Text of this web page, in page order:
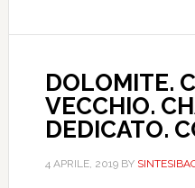
DOLOMITE.
VECCHIO.
DEDICATO.
4 APRILE, 2019BY